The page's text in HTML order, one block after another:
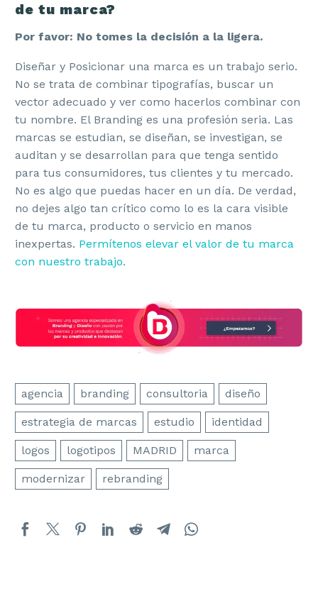
de tu marca?
Por favor: No tomes la decisión a la ligera.
Diseñar y Posicionar una marca es un trabajo serio.
No se trata de combinar tipografías, buscar un
vector adecuado y ver como hacerlos combinar con
tu nombre. El Branding es una profesión seria. Las
marcas se estudian, se diseñan, se investigan, se
auditan y se desarrollan para que tenga sentido
para tus consumidores, tus clientes y tu mercado.
No es algo que puedas hacer en un día. De verdad,
no dejes algo tan crítico como lo es la cara visible
de tu marca, producto o servicio en manos
inexpertas. Permítenos elevar el valor de tu marca
con nuestro trabajo.
agencia branding consultoria diseño
estrategia de marcas estudio identidad
logos logotipos MADRID marca
modernizar rebranding